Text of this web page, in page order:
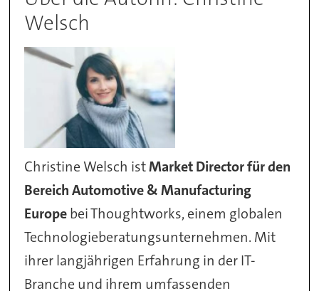
Welsch
Christine Welsch istMarket Director für den
Bereich Automotive & Manufacturing
Europebei Thoughtworks, einem globalen
Technologieberatungsunternehmen. Mit
ihrer langjährigen Erfahrung in der IT-
Branche und ihrem umfassenden